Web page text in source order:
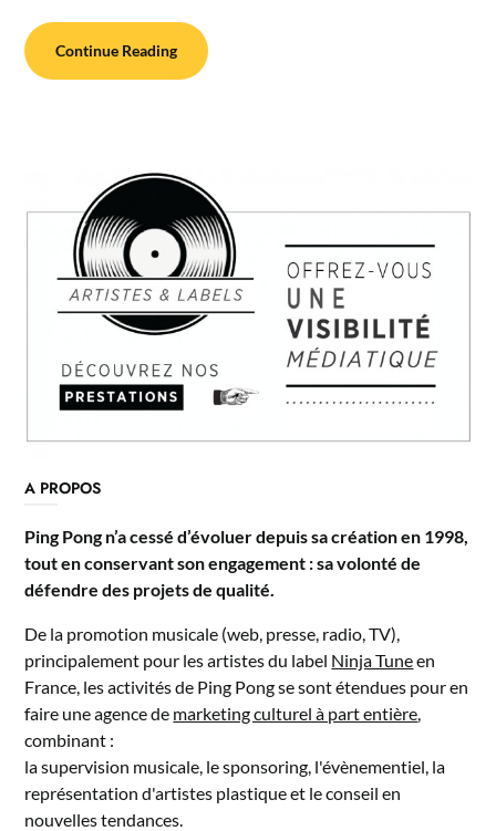
Continue Reading
A PROPOS
Ping Pong n’a cessé d’évoluer depuis sa création en 1998,
tout en conservant son engagement : sa volonté de
défendre des projets de qualité.
De la promotion musicale (web, presse, radio, TV),
principalement pour les artistes du label Ninja Tuneen
France, les activités de Ping Pong se sont étendues pour en
faire une agence de marketing culturel à part entière
combinant :
la supervision musicale, le sponsoring, l'évènementiel, la
représentation d'artistes plastique et le conseil en
nouvelles tendances.